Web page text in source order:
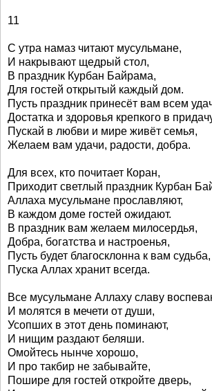
11
С утра намаз читают мусульмане,
И накрывают щедрый стол,
В праздник Курбан Байрама,
Для гостей открытый каждый дом.
Пусть праздник принесёт вам всем
Достатка и здоровья крепкого в
Пускай в любви и мире живёт семья,
Желаем вам удачи, радости, добра.
Для всех, кто почитает Коран,
Приходит светлый праздник Курбан
Аллаха мусульмане прославляют,
В каждом доме гостей ожидают.
В праздник вам желаем милосердья,
Добра, богатства и настроенья,
Пусть будет благосклонна к вам судьба,
Пуска Аллах хранит всегда.
Все мусульмане Аллаху славу
И молятся в мечети от души,
Усопших в этот день поминают,
И нищим раздают беляши.
Омойтесь нынче хорошо,
И про такбир не забывайте,
Пошире для гостей откройте дверь,